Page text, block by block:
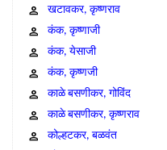
खटावकर, कृष्णराव
कंक, कृष्णाजी
कंक, येसाजी
कंक, कृष्णजी
काळे बसणीकर, गोविंद
काळे बसणीकर, कृष्णराव
कोल्हटकर, बळवंत